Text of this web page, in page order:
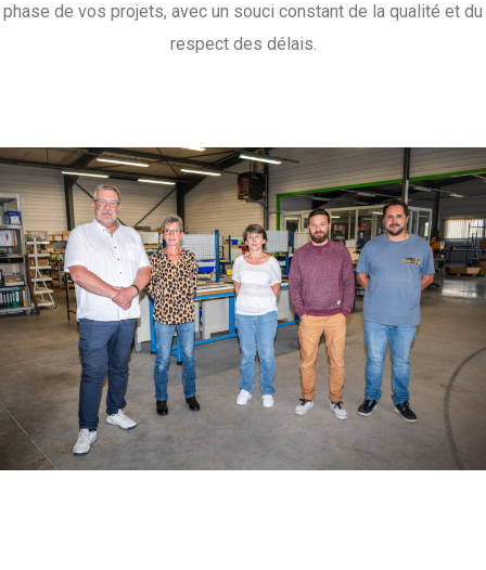
phase de vos projets, avec un souci constant de la qualité et du
respect des délais.